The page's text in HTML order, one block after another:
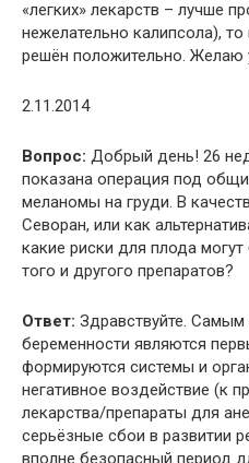
«легких» лекарств – лучше
нежелательно калипсола),
решён положительно. Желаю
2.11.2014
Вопрос: Добрый день! 26
показана операция под
меланомы на груди. В
Севоран, или как
какие риски для плода
того и другого препаратов?
Ответ: Здравствуйте.
беременности являются
формируются системы и
негативное воздействие (к
лекарства/препараты для
серьёзные сбои в развитии
вполне безопасный период